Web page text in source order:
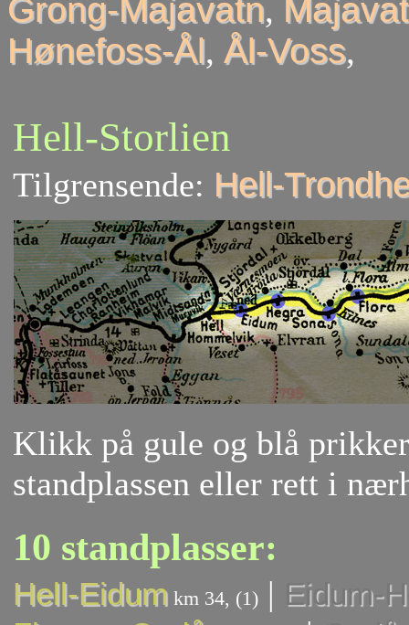
Grong-Majavatn,
Hønefoss-Ål, Ål-Voss,
Hell-Storlien
Tilgrensende: Hell-
Klikk på gule og blå
standplassen eller rett i
10 standplasser:
Hell-Eidum km 34, (1) | Eidum-